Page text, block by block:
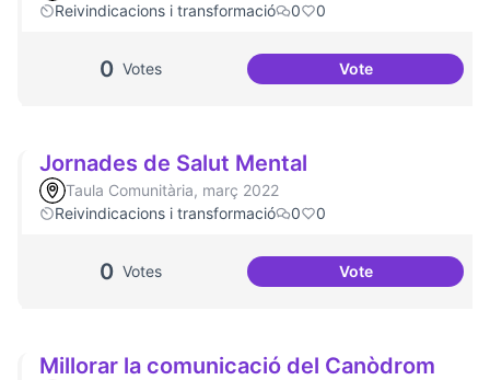
Reivindicacions i transformació
0 0
0 Votes VotePassejades
Jornades de Salut Mental
Taula Comunitària, març 2022
Reivindicacions i transformació
0 0
0 Votes VoteJornades de
Millorar la comunicació del Canòdrom